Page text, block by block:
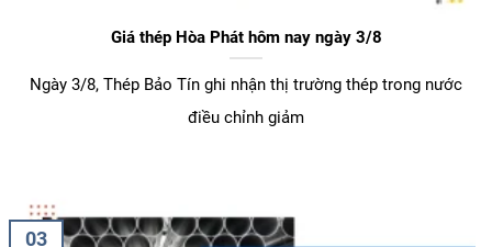
Giá thép Hòa Phát hôm nay ngày 3/8
Ngày 3/8, Thép Bảo Tín ghi nhận thị trường thép trong nước
điều chỉnh giảm
03